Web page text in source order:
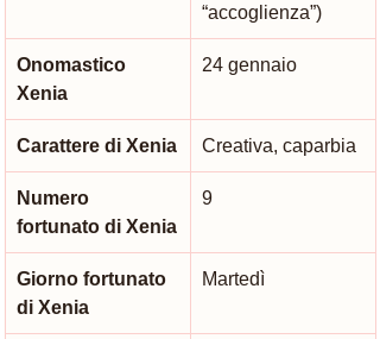
“accoglienza”)
Onomastico
Xenia
24 gennaio
Carattere di Xenia Creativa, caparbia
Numero
fortunato di Xenia
9
Giorno fortunato
di Xenia
Martedì